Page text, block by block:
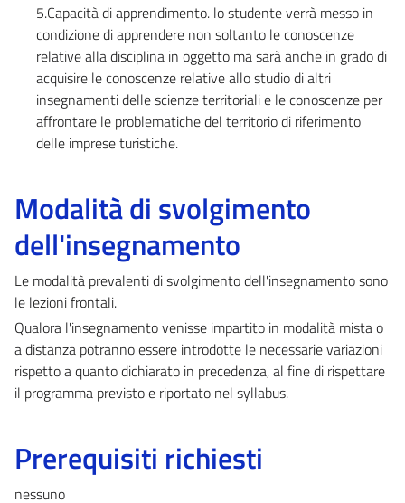
5.Capacità di apprendimento. lo studente verrà messo in
condizione di apprendere non soltanto le conoscenze
relative alla disciplina in oggetto ma sarà anche in grado di
acquisire le conoscenze relative allo studio di altri
insegnamenti delle scienze territoriali e le conoscenze per
affrontare le problematiche del territorio di riferimento
delle imprese turistiche.
Modalità di svolgimento
dell'insegnamento
Le modalità prevalenti di svolgimento dell'insegnamento sono
le lezioni frontali.
Qualora l'insegnamento venisse impartito in modalità mista o
a distanza potranno essere introdotte le necessarie variazioni
rispetto a quanto dichiarato in precedenza, al fine di rispettare
il programma previsto e riportato nel syllabus.
Prerequisiti richiesti
nessuno